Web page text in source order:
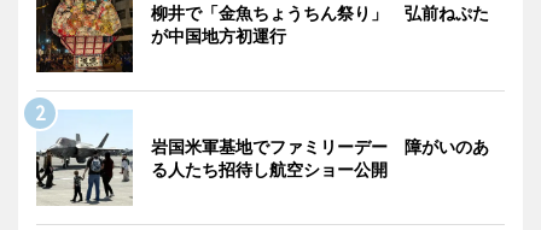
柳井で「金魚ちょうちん祭り」 弘前ねぷた
が中国地方初運行
岩国米軍基地でファミリーデー 障がいのあ
る人たち招待し航空ショー公開